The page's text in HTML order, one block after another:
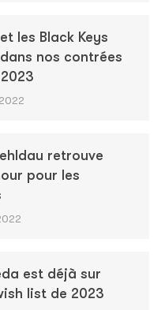
les Black Keys
nos contrées
retrouve
pour les
est déjà sur
list de 2023